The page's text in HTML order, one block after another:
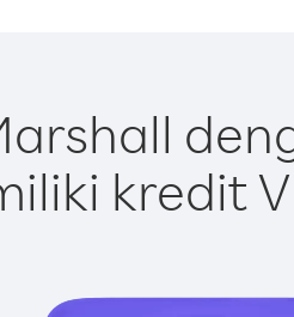
kredit